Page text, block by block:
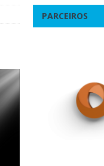
PARCEIROS